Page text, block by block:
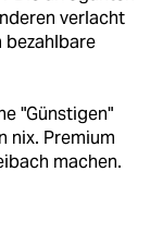
verlacht
"Günstigen"
nix. Premium
machen.